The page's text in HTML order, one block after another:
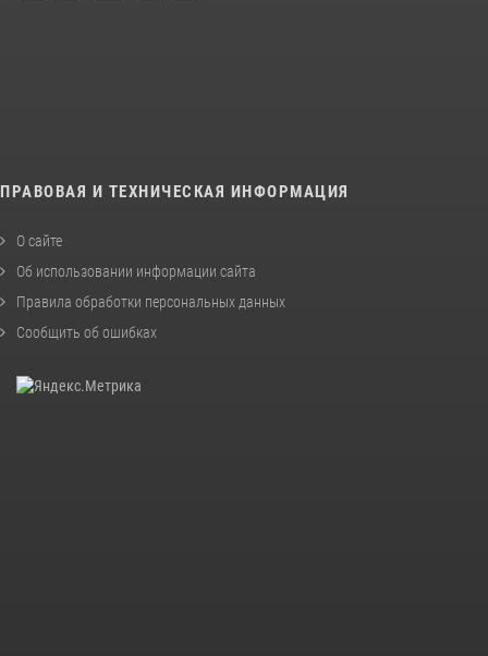
ПРАВОВАЯ И ТЕХНИЧЕСКАЯ ИНФОРМАЦИЯ
О сайте
Об использовании информации сайта
Правила обработки персональных данных
Сообщить об ошибках